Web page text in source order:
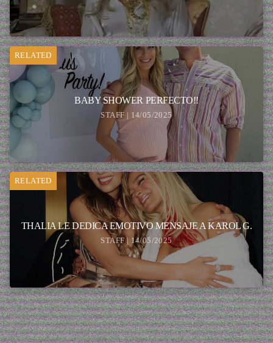
RELATED
BABY SHOWER PERFECTO!!
STAFF | 14/05/2025
RELATED
THALIA LE DEDICA EMOTIVO MENSAJE A KAROL G.
STAFF | 14/05/2025